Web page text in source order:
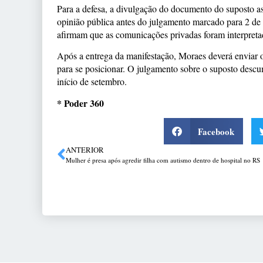
Para a defesa, a divulgação do documento do suposto
opinião pública antes do julgamento marcado para 2
afirmam que as comunicações privadas foram
Após a entrega da manifestação, Moraes deverá
para se posicionar. O julgamento sobre o suposto
início de setembro.
* Poder 360
Facebook
ANTERIOR
Mulher é presa após agredir filha com autismo dentro de hospital no RS